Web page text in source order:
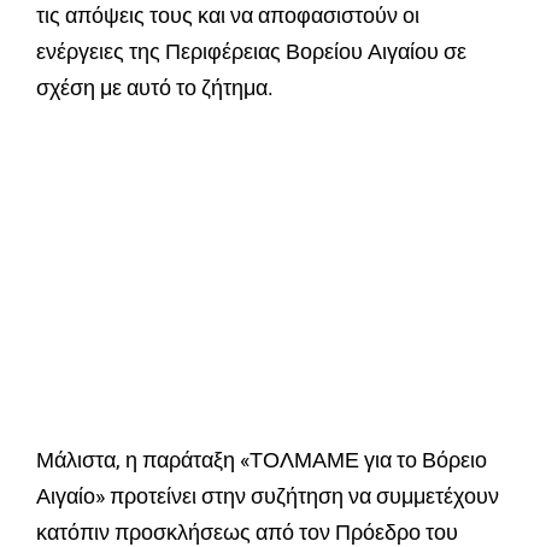
τις απόψεις τους και να αποφασιστούν οι
ενέργειες της Περιφέρειας Βορείου Αιγαίου σε
σχέση με αυτό το ζήτημα.
Μάλιστα, η παράταξη «ΤΟΛΜΑΜΕ για το Βόρειο
Αιγαίο» προτείνει στην συζήτηση να συμμετέχουν
κατόπιν προσκλήσεως από τον Πρόεδρο του